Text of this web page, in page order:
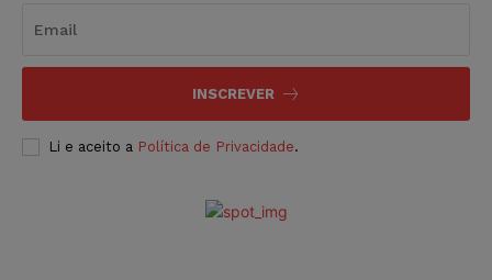
INSCREVER
Li e aceito a Política de Privacidade.